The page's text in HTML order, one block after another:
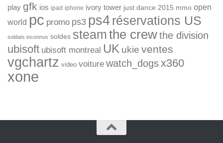
play gfk ios ipad iphone ivory tower just dance 2015 mmo open
world pc promo ps3 ps4réservations US
soldats inconnus soldes steamthe crewthe division
ubisoft ubisoft montreal UK ukie ventes
vgchartz video voiture watch_dogsx360
xone